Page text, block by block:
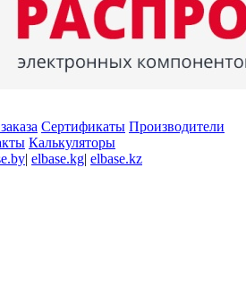
Сертификаты Производители
Калькуляторы
| elbase.kg| elbase.kz